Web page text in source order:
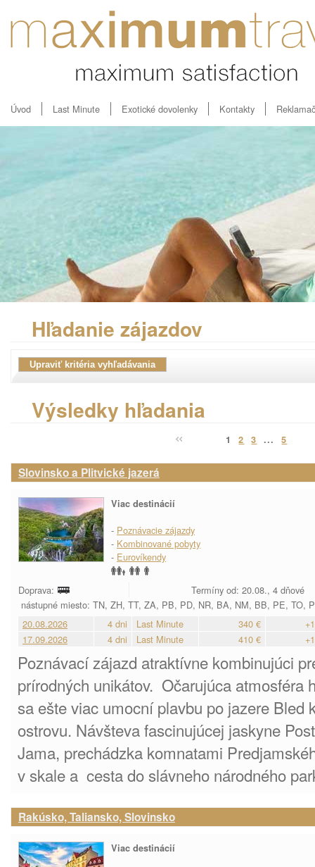
Úvod Last Minute Exotické dovolenky Kontakty
Hľadanie zájazdov
Výsledky hľadania
1 2 3 ...5
Slovinsko a Plitvické jazerá
Viac destinácií
- Poznávacie zájazdy
- Kombinované pobyty
- Eurovíkendy
Doprava:
Termíny od: 20.08., 4 dňové
nástupné miesto: TN, ZH, TT, ZA, PB, PD, NR, BA, NM, BB, PE, TO,
20.08.2026
4 dni Last Minute 340 €
17.09.2026
4 dni Last Minute 410 €
Poznávací zájazd atraktívne kombinujúci
prírodných unikátov. Očarujúca atmosféra
sa ešte viac umocní plavbu po jazere Bled
ostrovu. Návšteva fascinujúcej jaskyne
Jama, prechádzka komnatami
v skale a cesta do slávneho národného
Rakúsko, Taliansko, Slovinsko
Viac destinácií